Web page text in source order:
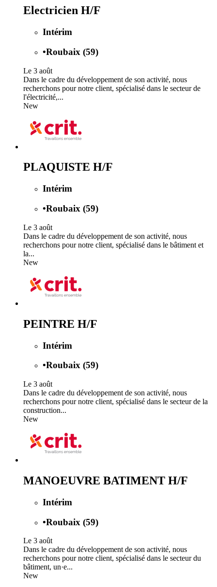
Electricien H/F
Intérim
•Roubaix (59)
Le 3 août
Dans le cadre du développement de son activité, nous
recherchons pour notre client, spécialisé dans le secteur de
l'électricité,...
New
PLAQUISTE H/F
Intérim
•Roubaix (59)
Le 3 août
Dans le cadre du développement de son activité, nous
recherchons pour notre client, spécialisé dans le bâtiment et
la...
New
PEINTRE H/F
Intérim
•Roubaix (59)
Le 3 août
Dans le cadre du développement de son activité, nous
recherchons pour notre client, spécialisé dans le secteur de la
construction...
New
MANOEUVRE BATIMENT H/F
Intérim
•Roubaix (59)
Le 3 août
Dans le cadre du développement de son activité, nous
recherchons pour notre client, spécialisé dans le secteur du
bâtiment, un·e...
New